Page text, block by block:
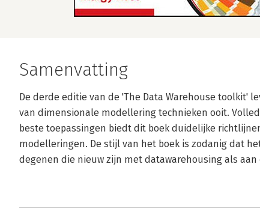
Samenvatting
De derde editie van de 'The Data Warehouse toolkit'
van dimensionale modellering technieken ooit.
beste toepassingen biedt dit boek duidelijke
modelleringen. De stijl van het boek is zodanig dat
degenen die nieuw zijn met datawarehousing als